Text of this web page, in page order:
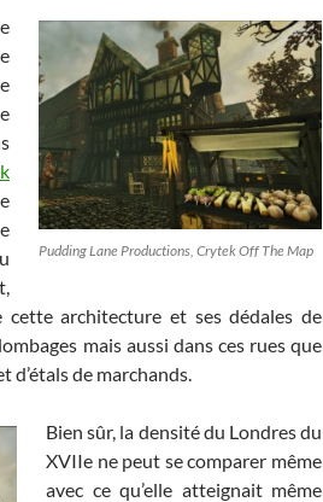
Pudding Lane Productions, Crytek Off The Map
architecture et ses dédales de
mais aussi dans ces rues que
d’étals de marchands.
Bien sûr, la densité du Londres du
XVIIe ne peut se comparer même
avec ce qu’elle atteignait même